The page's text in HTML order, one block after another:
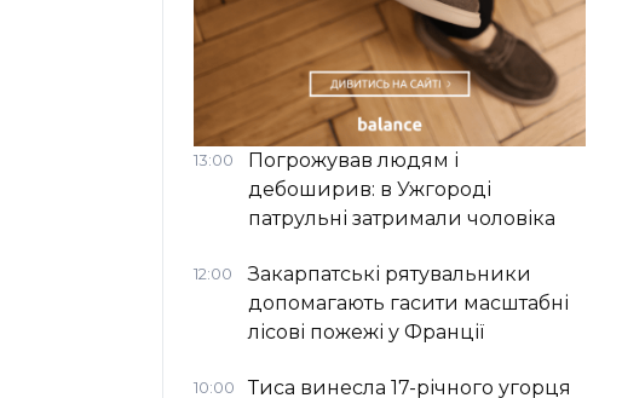
13:00
Погрожував людям і
дебоширив: в Ужгороді
патрульні затримали чоловіка
12:00
Закарпатські рятувальники
допомагають гасити масштабні
лісові пожежі у Франції
10:00
Тиса винесла 17-річного угорця